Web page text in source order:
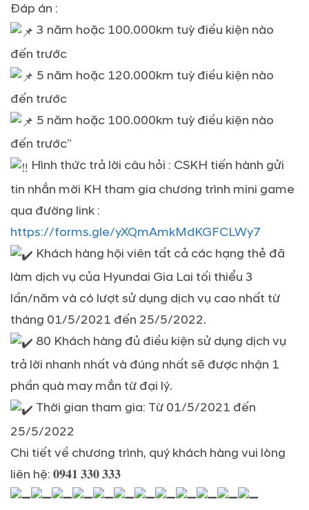
Đáp án :
3 năm hoặc 100.000km tuỳ điều kiện nào
đến trước
5 năm hoặc 120.000km tuỳ điều kiện nào
đến trước
5 năm hoặc 100.000km tuỳ điều kiện nào
đến trước”
Hình thức trả lời câu hỏi : CSKH tiến hành gửi
tin nhắn mời KH tham gia chương trình mini game
qua đường link :
https://forms.gle/yXQmAmkMdKGFCLWy7
Khách hàng hội viên tất cả các hạng thẻ đã
làm dịch vụ của Hyundai Gia Lai tối thiểu 3
lần/năm và có lượt sử dụng dịch vụ cao nhất từ
tháng 01/5/2021 đến 25/5/2022.
80 Khách hàng đủ điều kiện sử dụng dịch vụ
trả lời nhanh nhất và đúng nhất sẽ được nhận 1
phần quà may mắn từ đại lý.
Thời gian tham gia: Từ 01/5/2021 đến
25/5/2022
Chi tiết về chương trình, quý khách hàng vui lòng
liên hệ: 𝟎𝟗𝟒𝟏 𝟑𝟑𝟎 𝟑𝟑𝟑